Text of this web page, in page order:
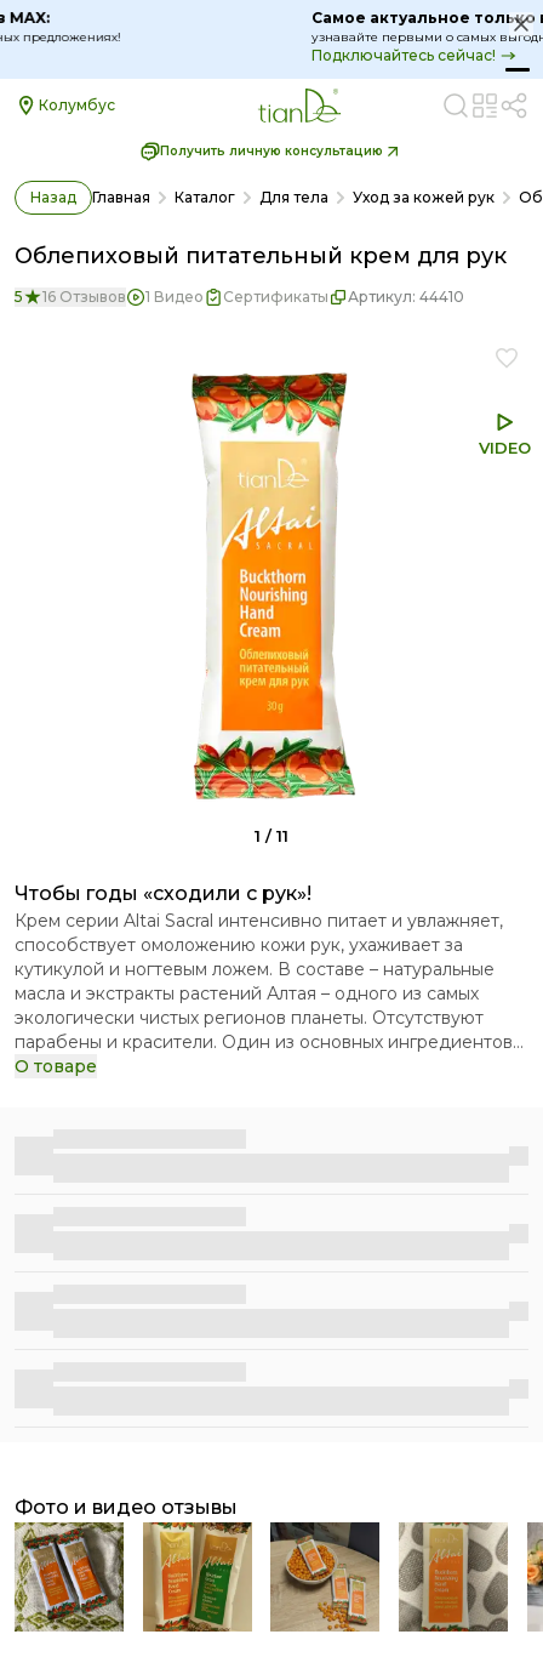
Самое актуальное только в MAX:
узнавайте первыми о самых выгодных предложениях!
Колумбус
Получить личную консультацию
Назад Главная Каталог Для тела Уход за кожей рук
Облепиховый питательный крем для рук
5 16 Отзывов 1 Видео Сертификаты Артикул: 44410
VIDEO
1 /11
Чтобы годы «сходили с рук»!
Крем серии Altai Sacral интенсивно питает и увлажняет,
способствует омоложению кожи рук, ухаживает за
кутикулой и ногтевым ложем. В составе – натуральные
масла и экстракты растений Алтая – одного из самых
экологически чистых регионов планеты. Отсутствуют
парабены и красители. Один из основных ингредиентов
крема – экстракт косточек алтайской облепихи. Он
О товаре
фото и видео отзывы